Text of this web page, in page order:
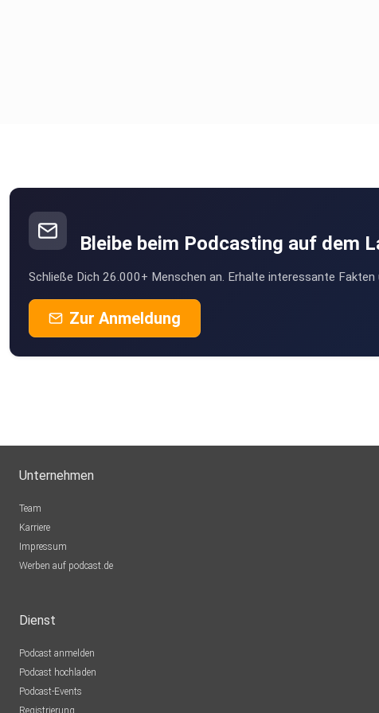
Bleibe beim Podcasting auf dem
Schließe Dich 26.000+ Menschen an. Erhalte interessante
Zur Anmeldung
Unternehmen
Team
Karriere
Impressum
Werben auf podcast.de
Dienst
Podcast anmelden
Podcast hochladen
Podcast-Events
Registrierung